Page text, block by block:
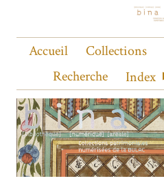
Accueil Collections
Recherche
Index